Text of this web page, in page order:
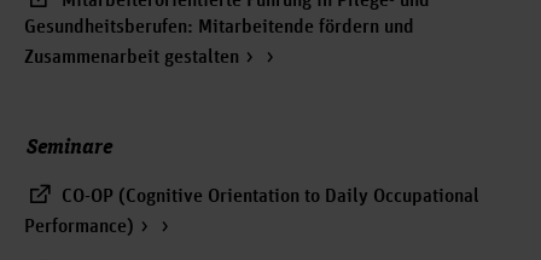
Gesundheitsberufen: Mitarbeitende fördern und
Zusammenarbeit gestalten
Seminare
CO-OP (Cognitive Orientation to Daily Occupational
Performance)